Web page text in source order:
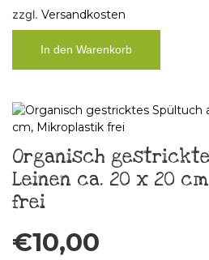
zzgl. Versandkosten
In den Warenkorb
Organisch
Leinen ca. 20 x 20
frei
€10,00